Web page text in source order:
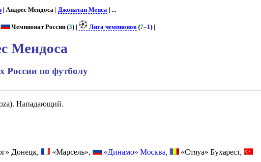
| Андрес Мендоса |Джонатан Менса | ...
Чемпионат России (3) | Лига чемпионов (7–1) |
Мендоса
России по футболу
Нападающий.
Донецк, «Марсель», «Динамо» Москва,
«Стяуа» Бухарест,